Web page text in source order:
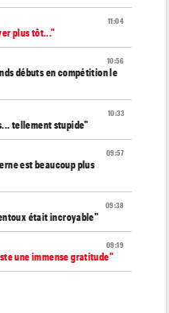
11:04
plus tôt..."
10:56
débuts en compétition le
10:33
tellement stupide"
09:57
est beaucoup plus
09:38
était incroyable"
09:19
une immense gratitude"